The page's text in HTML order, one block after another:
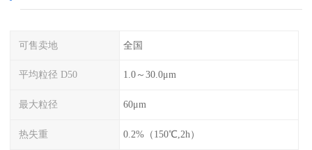
可售卖地 全国
平均粒径 D50 1.0～30.0μm
最大粒径 60μm
热失重 0.2%（150℃,2h）